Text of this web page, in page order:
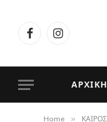
FacebookInstagram
ΑΡΧΙΚΉ
Home » ΚΑΙΡΟΣ